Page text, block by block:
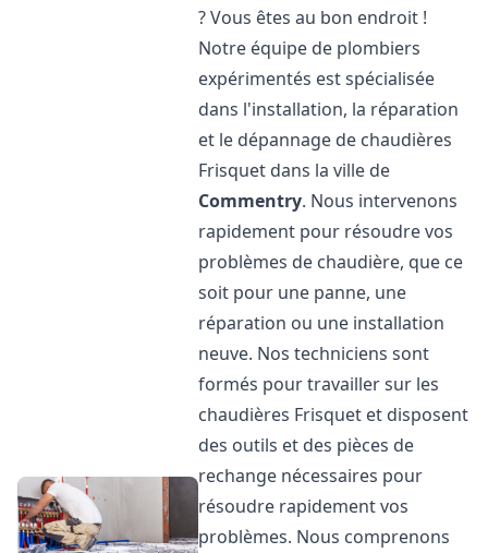
? Vous êtes au bon endroit !
Notre équipe de plombiers
expérimentés est spécialisée
dans l'installation, la réparation
et le dépannage de chaudières
Frisquet dans la ville de
Commentry. Nous intervenons
rapidement pour résoudre vos
problèmes de chaudière, que ce
soit pour une panne, une
réparation ou une installation
neuve. Nos techniciens sont
formés pour travailler sur les
chaudières Frisquet et disposent
des outils et des pièces de
rechange nécessaires pour
résoudre rapidement vos
problèmes. Nous comprenons